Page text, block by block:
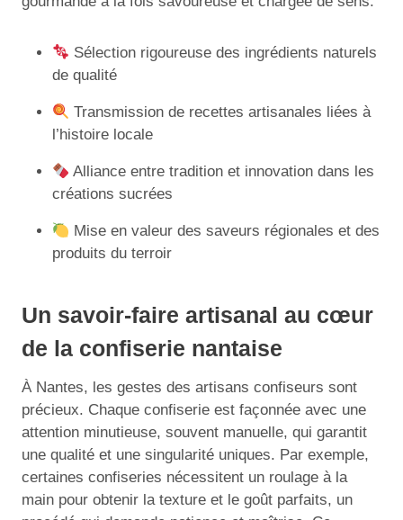
Sélection rigoureuse des ingrédients naturels
de qualité
Transmission de recettes artisanales liées à
l’histoire locale
Alliance entre tradition et innovation dans les
créations sucrées
Mise en valeur des saveurs régionales et des
produits du terroir
Un savoir-faire artisanal au cœur
de la confiserie nantaise
À Nantes, les gestes des artisans confiseurs sont
précieux. Chaque confiserie est façonnée avec une
attention minutieuse, souvent manuelle, qui garantit
une qualité et une singularité uniques. Par exemple,
certaines confiseries nécessitent un roulage à la
main pour obtenir la texture et le goût parfaits, un